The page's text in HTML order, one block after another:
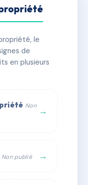
🏗 1 bâtiment(s)
le
de
en plusieurs
Non →
Non publié →